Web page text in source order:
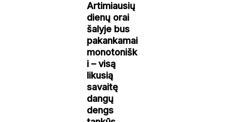
Artimiausių
dienų orai
šalyje bus
pakankamai
monotonišk
i – visą
likusią
savaitę
dangų
dengs